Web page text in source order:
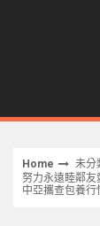
Home
未分
努力永遠睦鄰
中亞攜查包養行